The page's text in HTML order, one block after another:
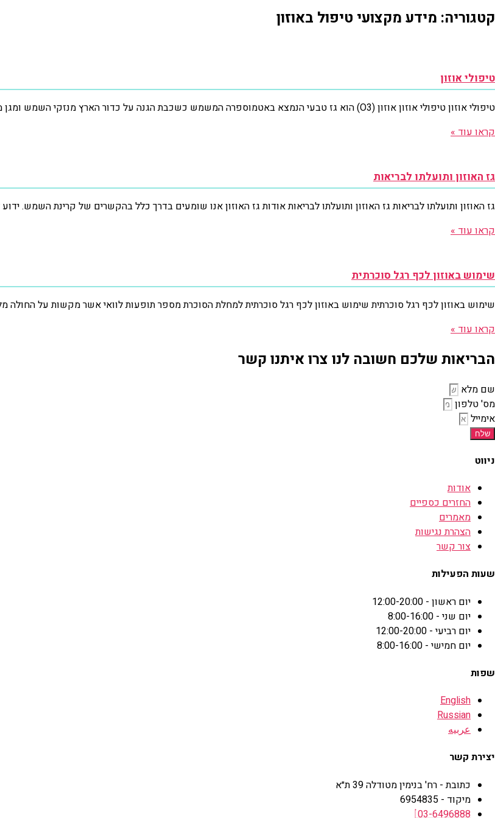
קטגוריה: מידע מקצועי טיפול באוזון
טיפולי אוזון
טיפולי אוזון טיפולי אוזון אוזון (O3) הוא גז טבעי הנמצא באטמוספרה המשמש כשכבת הגנה על כדור הארץ מנזקי השמש ומגן מפני התחממות יתר. האוזון נקשר
קראו עוד »
גז האוזון ותועלתו לבריאות
גז האוזון ותועלתו לבריאות גז האוזון ותועלתו לבריאות אודות גז האוזון אנו שומעים בדרך כלל בהקשרים של קרינת השמש. ידוע
קראו עוד »
שימוש באוזון לכף רגל סוכרתית
שימוש באוזון לכף רגל סוכרתית שימוש באוזון לכף רגל סוכרתית למחלת הסוכרת מספר תופעות לוואי אשר מקשות על החולה
קראו עוד »
הבריאות שלכם חשובה לנו צרו איתנו קשר
שם מלא
מס' טלפון
אימייל
שלח
ניווט
אודות
החזרים כספיים
מאמרים
הצהרת נגישות
צור קשר
שעות הפעילות
יום ראשון - 12:00-20:00
יום שני - 8:00-16:00
יום רביעי - 12:00-20:00
יום חמישי - 8:00-16:00
שפות
English
Russian
عربيه
יצירת קשר
כתובת - רח' בנימין מטודלה 39 ת״א
מיקוד - 6954835
03-6496888